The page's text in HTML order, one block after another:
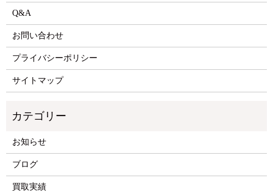
Q&A
お問い合わせ
プライバシーポリシー
サイトマップ
お知らせ
ブログ
買取実績